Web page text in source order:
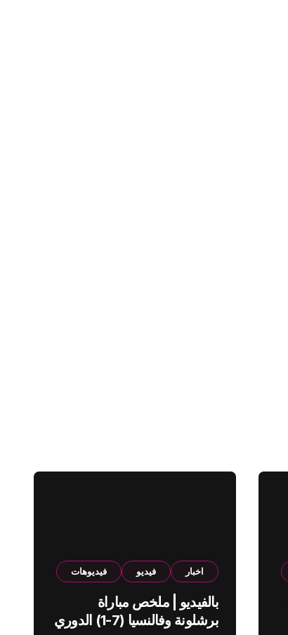
اخبار فيديو فيديوهات
بالفيديو | ملخص مباراة
برشلونة وفالنسيا (7-1) الدوري